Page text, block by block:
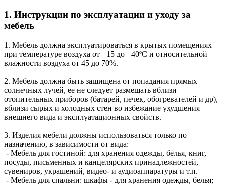
1. Инструкции по эксплуатации и уходу за
мебель
1. Мебель должна эксплуатироваться в крытых помещениях
при температуре воздуха от +15 до +40ºС и относительной
влажности воздуха от 45 до 70%.
2. Мебель должна быть защищена от попадания прямых
солнечных лучей, ее не следует размещать вблизи
отопительных приборов (батарей, печек, обогревателей и др),
вблизи сырых и холодных стен во избежание ухудшения
внешнего вида и эксплуатационных свойств.
3. Изделия мебели должны использоваться только по
назначению, в зависимости от вида:
- Мебель для гостиной: для хранения одежды, белья, книг,
посуды, письменных и канцелярских принадлежностей,
сувениров, украшений, видео- и аудиоаппаратуры и т.п.
- Мебель для спальни: шкафы - для хранения одежды, белья;